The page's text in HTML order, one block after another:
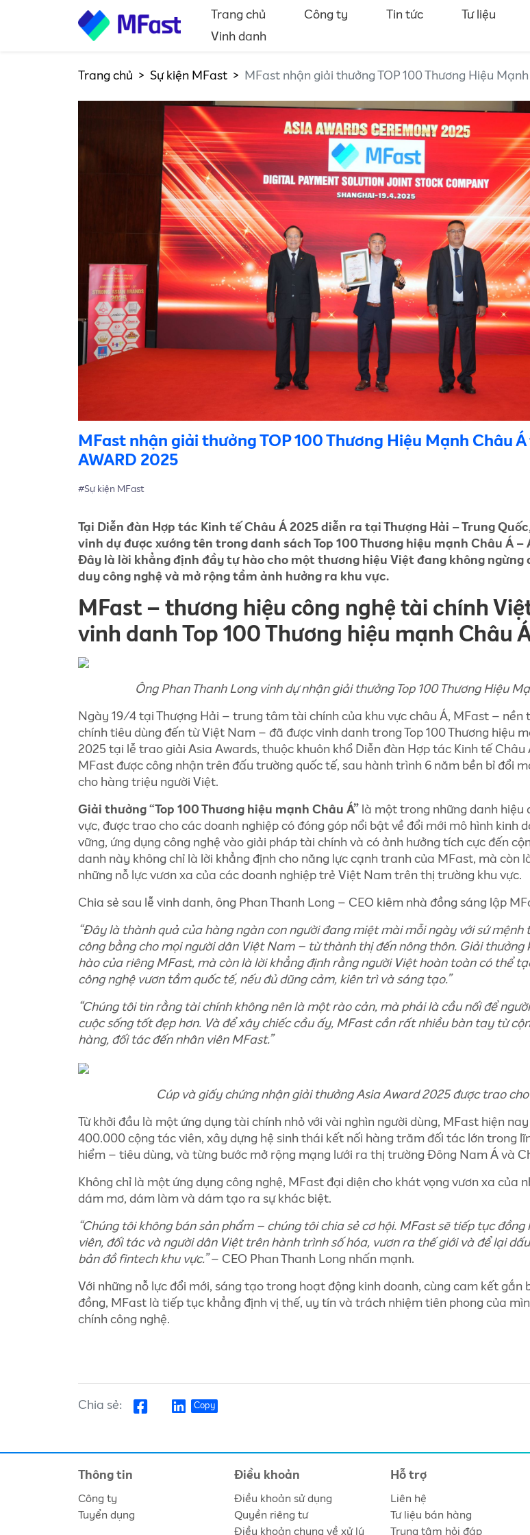
Trang chủ Công ty Tin tức Tư liệu
Vinh danh
Trang chủ Sự kiện MFast MFast nhận giải thưởng TOP 100 Thương Hiệu
MFast nhận giải thưởng TOP 100 Thương Hiệu Mạnh Châu Á
AWARD 2025
#Sự kiện MFast
Tại Diễn đàn Hợp tác Kinh tế Châu Á 2025 diễn ra tại Thượng Hải – Trung
vinh dự được xướng tên trong danh sách Top 100 Thương hiệu mạnh Châu Á –
Đây là lời khẳng định đầy tự hào cho một thương hiệu Việt đang không ngừng
duy công nghệ và mở rộng tầm ảnh hưởng ra khu vực.
MFast – thương hiệu công nghệ tài chính
vinh danh Top 100 Thương hiệu mạnh Châu
Ông Phan Thanh Long vinh dự nhận giải thưởng Top 100 Thương Hiệu
Ngày 19/4 tại Thượng Hải – trung tâm tài chính của khu vực châu Á, MFast – nền
chính tiêu dùng đến từ Việt Nam – đã được vinh danh trong Top 100 Thương hiệu
2025 tại lễ trao giải Asia Awards, thuộc khuôn khổ Diễn đàn Hợp tác Kinh tế
MFast được công nhận trên đấu trường quốc tế, sau hành trình 6 năm bền bỉ đổi
cho hàng triệu người Việt.
Giải thưởng “Top 100 Thương hiệu mạnh Châu Á” là một trong những danh hiệu
vực, được trao cho các doanh nghiệp có đóng góp nổi bật về đổi mới mô hình kinh
vững, ứng dụng công nghệ vào giải pháp tài chính và có ảnh hưởng tích cực đến
danh này không chỉ là lời khẳng định cho năng lực cạnh tranh của MFast, mà còn
những nỗ lực vươn xa của các doanh nghiệp trẻ Việt Nam trên thị trường khu vực.
Chia sẻ sau lễ vinh danh, ông Phan Thanh Long – CEO kiêm nhà đồng sáng lập
“Đây là thành quả của hàng ngàn con người đang miệt mài mỗi ngày với sứ mệnh
công bằng cho mọi người dân Việt Nam – từ thành thị đến nông thôn. Giải thưởng
hào của riêng MFast, mà còn là lời khẳng định rằng người Việt hoàn toàn có thể
công nghệ vươn tầm quốc tế, nếu đủ dũng cảm, kiên trì và sáng tạo.”
“Chúng tôi tin rằng tài chính không nên là một rào cản, mà phải là cầu nối để
cuộc sống tốt đẹp hơn. Và để xây chiếc cầu ấy, MFast cần rất nhiều bàn tay từ
hàng, đối tác đến nhân viên MFast.”
Cúp và giấy chứng nhận giải thưởng Asia Award 2025 được trao
Từ khởi đầu là một ứng dụng tài chính nhỏ với vài nghìn người dùng, MFast hiện
400.000 cộng tác viên, xây dựng hệ sinh thái kết nối hàng trăm đối tác lớn trong
hiểm – tiêu dùng, và từng bước mở rộng mạng lưới ra thị trường Đông Nam Á và
Không chỉ là một ứng dụng công nghệ, MFast đại diện cho khát vọng vươn xa của
dám mơ, dám làm và dám tạo ra sự khác biệt.
“Chúng tôi không bán sản phẩm – chúng tôi chia sẻ cơ hội. MFast sẽ tiếp tục
viên, đối tác và người dân Việt trên hành trình số hóa, vươn ra thế giới và để lại
bản đồ fintech khu vực.”– CEO Phan Thanh Long nhấn mạnh.
Với những nỗ lực đổi mới, sáng tạo trong hoạt động kinh doanh, cùng cam kết gắn
đồng, MFast là tiếp tục khẳng định vị thế, uy tín và trách nhiệm tiên phong của
chính công nghệ.
Chia sẻ: Copy
Thông tin
Công ty
Tuyển dụng
Điều khoản
Điều khoản sử dụng
Quyền riêng tư
Điều khoản chung về xử lý
Hỗ trợ
Liên hệ
Tư liệu bán hàng
Trung tâm hỏi đáp